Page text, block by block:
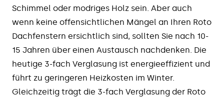
Schimmel oder modriges Holz sein. Aber auch
wenn keine offensichtlichen Mängel an Ihren Roto
Dachfenstern ersichtlich sind, sollten Sie nach 10-
15 Jahren über einen Austausch nachdenken. Die
heutige 3-fach Verglasung ist energieeffizient und
führt zu geringeren Heizkosten im Winter.
Gleichzeitig trägt die 3-fach Verglasung der Roto